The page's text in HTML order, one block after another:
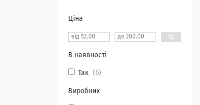
Ціна
В наявності
Так 6
Виробник